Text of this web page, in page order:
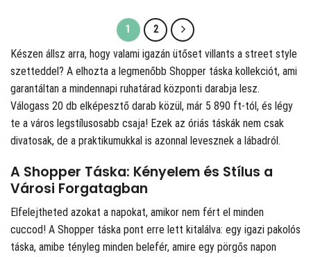
1 2
Készen állsz arra, hogy valami igazán ütőset villants a street style
szetteddel? A elhozta a legmenőbb Shopper táska kollekciót, ami
garantáltan a mindennapi ruhatárad központi darabja lesz.
Válogass 20 db elképesztő darab közül, már 5 890 ft-tól, és légy
te a város legstílusosabb csaja! Ezek az óriás táskák nem csak
divatosak, de a praktikumukkal is azonnal levesznek a lábadról.
A Shopper Táska: Kényelem és Stílus a
Városi Forgatagban
Elfelejtheted azokat a napokat, amikor nem fért el minden
cuccod! A Shopper táska pont erre lett kitalálva: egy igazi pakolós
táska, amibe tényleg minden belefér, amire egy pörgős napon